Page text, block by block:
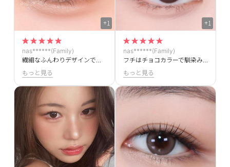
+1
nas******(Family)
繊細なふんわりデザインで可愛らしい印象になれる！
もっと見る
+1
nas******(Family)
フチはチョコカラーで馴染みながらアッシュカラーのグラデーションが垢抜けた瞳を演出してくれます♥
もっと見る